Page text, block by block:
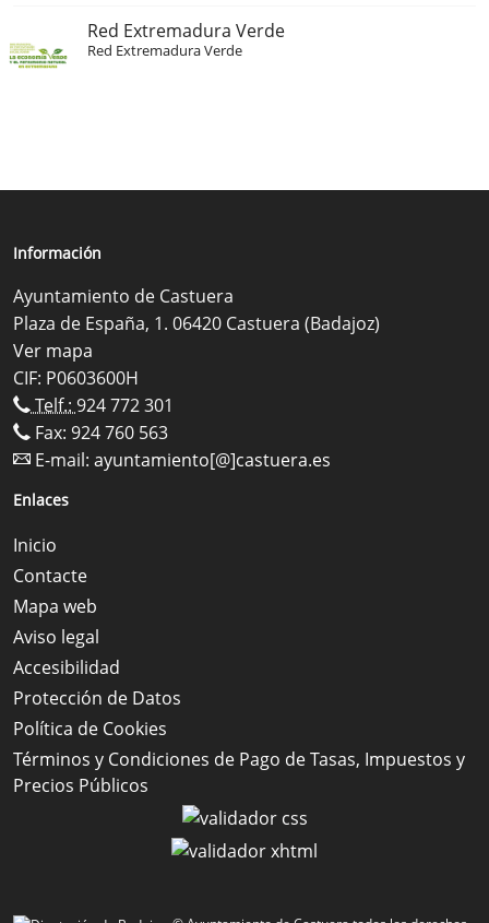
Red Extremadura Verde
Red Extremadura Verde
Información
Ayuntamiento de Castuera
Plaza de España, 1. 06420 Castuera (Badajoz)
Ver mapa
CIF: P0603600H
Telf.: 924 772 301
Fax: 924 760 563
E-mail: ayuntamiento[@]castuera.es
Enlaces
Inicio
Contacte
Mapa web
Aviso legal
Accesibilidad
Protección de Datos
Política de Cookies
Términos y Condiciones de Pago de Tasas, Impuestos y
Precios Públicos